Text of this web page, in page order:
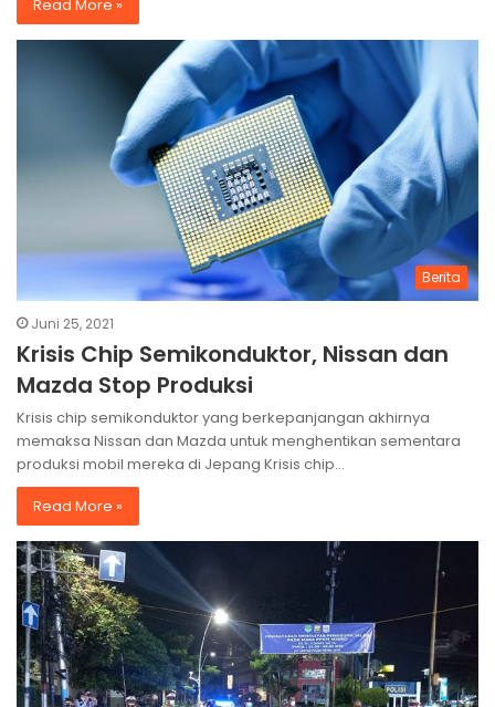
Read More »
Berita
Juni 25, 2021
Krisis Chip Semikonduktor, Nissan dan
Mazda Stop Produksi
Krisis chip semikonduktor yang berkepanjangan akhirnya
memaksa Nissan dan Mazda untuk menghentikan sementara
produksi mobil mereka di Jepang Krisis chip…
Read More »